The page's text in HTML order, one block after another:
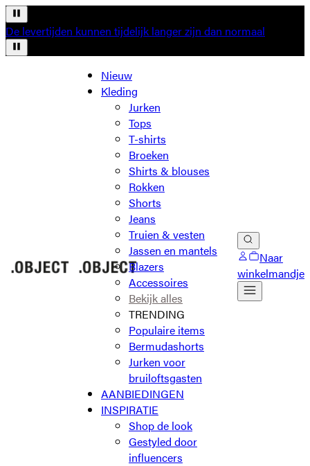
De levertijden kunnen tijdelijk langer zijn dan normaal
Nieuw
Kleding
Jurken
Tops
T-shirts
Broeken
Shirts & blouses
Rokken
Shorts
Jeans
Truien & vesten
Jassen en mantels
Blazers
Accessoires
Bekijk alles
TRENDING
Populaire items
Bermudashorts
Jurken voor
bruiloftsgasten
AANBIEDINGEN
INSPIRATIE
Shop de look
Gestyled door
influencers
Naar
winkelmandje